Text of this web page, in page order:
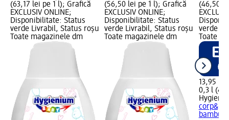
(63,17 lei pe 1 l); Grafică
EXCLUSIV ONLINE;
Disponibilitate: Status
verde Livrabil, Status roșu
Toate magazinele dm
(56,50 lei pe 1 l); Grafică
EXCLUSIV ONLINE;
Disponibilitate: Status
verde Livrabil, Status roșu
Toate magazinele dm
(46,50
verde
Toate
13,95 lei
0,3 l